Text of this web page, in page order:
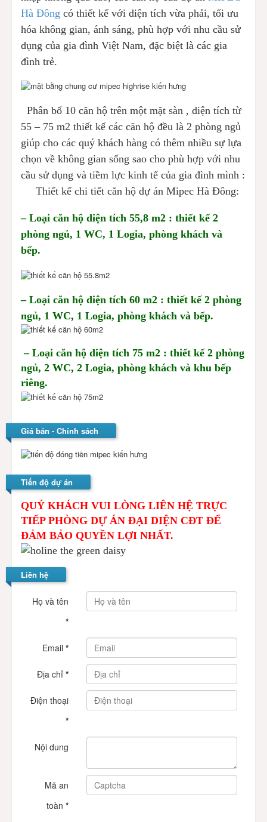
Hà Đông có thiết kế với diện tích vừa phải, tối ưu
hóa không gian, ánh sáng, phù hợp với nhu cầu sử
dụng của gia đình Việt Nam, đặc biệt là các gia
đình trẻ.
Phân bổ 10 căn hộ trên một mặt sàn , diện tích từ
55 – 75 m2 thiết kế các căn hộ đều là 2 phòng ngủ
giúp cho các quý khách hàng có thêm nhiều sự lựa
chọn về không gian sống sao cho phù hợp với nhu
cầu sử dụng và tiềm lực kinh tế của gia đình mình :
Thiết kế chi tiết căn hộ dự án Mipec Hà Đông:
– Loại căn hộ diện tích 55,8 m2 : thiết kế 2
phòng ngủ, 1 WC, 1 Logia, phòng khách và
bếp.
– Loại căn hộ diện tích 60 m2 : thiết kế 2 phòng
ngủ, 1 WC, 1 Logia, phòng khách và bếp.
– Loại căn hộ diện tích 75 m2 : thiết kế 2 phòng
ngủ, 2 WC, 2 Logia, phòng khách và khu bếp
riêng.
Giá bán - Chính sách
Tiến độ dự án
QUÝ KHÁCH VUI LÒNG LIÊN HỆ TRỰC
TIẾP PHÒNG DỰ ÁN ĐẠI DIỆN CĐT ĐỂ
ĐẢM BẢO QUYỀN LỢI NHẤT.
Liên hệ
Họ và tên
*
Email *
Địa chỉ *
Điện thoại
*
Nội dung
Mã an
toàn *